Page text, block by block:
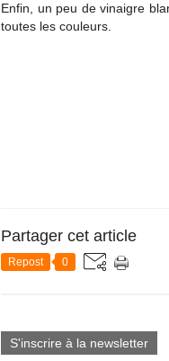
Enfin, un peu de vinaigre
toutes les couleurs.
Partager cet article
Repost 0
S'inscrire à la newsletter